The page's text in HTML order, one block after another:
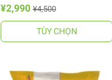
¥2,990 ¥4,500
TÙY CHỌN